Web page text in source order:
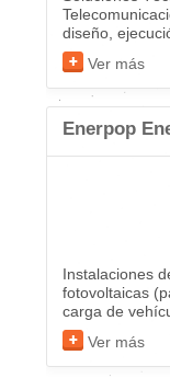
diseño,
Ver más
Enerpop
Instalaciones
fotovoltaicas
carga de
Ver más